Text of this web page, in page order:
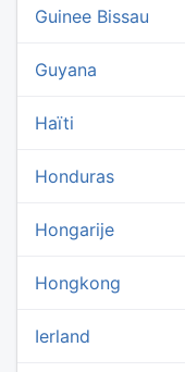
Guinee Bissau
Guyana
Haïti
Honduras
Hongarije
Hongkong
Ierland